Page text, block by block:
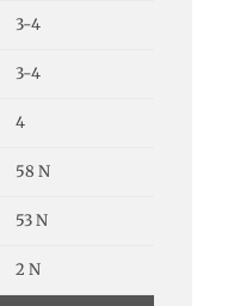
3-4
3-4
4
58 N
53 N
2 N